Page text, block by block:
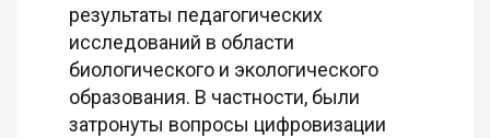
результаты педагогических
исследований в области
биологического и экологического
образования. В частности, были
затронуты вопросы цифровизации